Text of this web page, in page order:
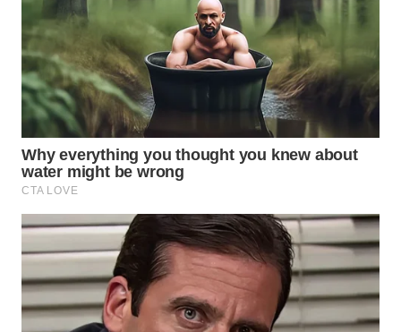
TAPANULI
SELATAN
WN
TANJUNG
LESUNG
WN
KARO
WN
SIMALUNGUN
WN
LABUHANBATU